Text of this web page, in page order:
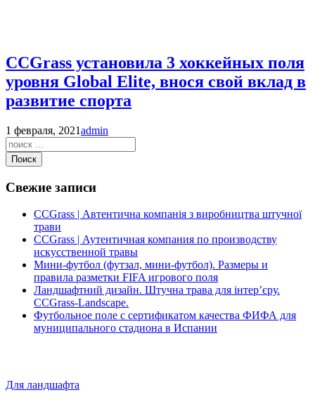
CCGrass установила 3 хоккейных поля
уровня Global Elite, внося свой вклад в
развитие спорта
1 февраля, 2021admin
Поиск
Свежие записи
CCGrass | Автентична компанія з виробництва штучної
трави
CCGrass | Аутентичная компания по производству
искусственной травы
Мини-футбол (футзал, мини-футбол). Размеры и
правила разметки FIFA игрового поля
Ландшафтний дизайн. Штучна трава для інтер’єру.
CCGrass-Landscape.
Футбольное поле с сертификатом качества ФИФА для
муниципального стадиона в Испании
Для ландшафта